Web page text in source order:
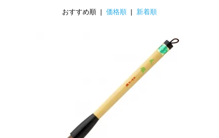
おすすめ順 | 価格順 | 新着順